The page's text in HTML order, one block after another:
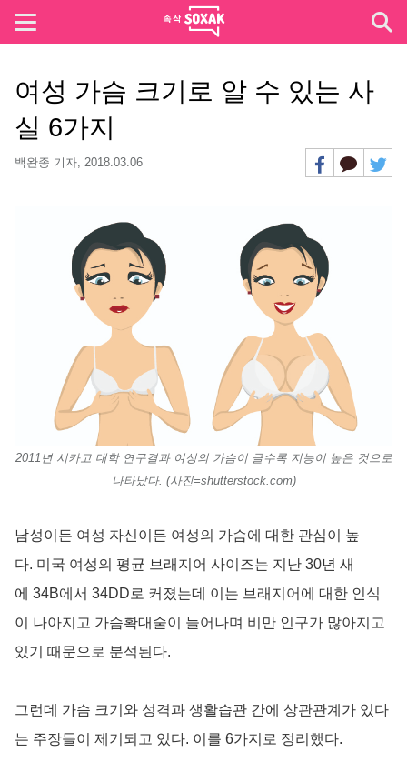
여성 가슴 크기로 알 수 있는 사
실 6가지
백완종 기자, 2018.03.06
2011년 시카고 대학 연구결과 여성의 가슴이 클수록 지능이 높은 것으로
나타났다. (사진=shutterstock.com)
남성이든 여성 자신이든 여성의 가슴에 대한 관심이 높
다. 미국 여성의 평균 브래지어 사이즈는 지난 30년 새
에 34B에서 34DD로 커졌는데 이는 브래지어에 대한 인식
이 나아지고 가슴확대술이 늘어나며 비만 인구가 많아지고
있기 때문으로 분석된다.
그런데 가슴 크기와 성격과 생활습관 간에 상관관계가 있다
는 주장들이 제기되고 있다. 이를 6가지로 정리했다.